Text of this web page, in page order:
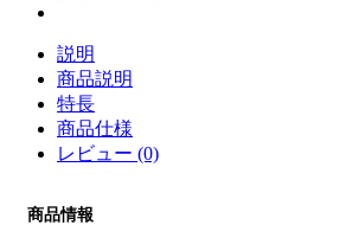
説明
商品説明
特長
商品仕様
レビュー (0)
商品情報